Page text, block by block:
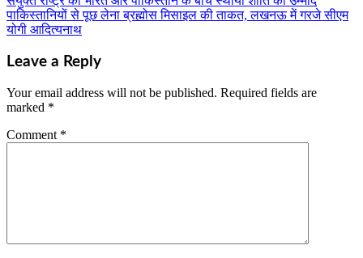
Post
navigation
पाकिस्तानियों से पूछ लेना ब्रह्मोस मिसाइल की ताकत, लखनऊ में गरजे सीएम
योगी आदित्यनाथ
Leave a Reply
Your email address will not be published. Required fields are
marked *
Comment *